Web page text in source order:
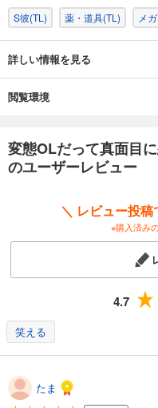
で…！？
S彼(TL) 薬・道具(TL) メ
詳しい情報を見る
閲覧環境
変態OLだって真面目
のユーザーレビュー
＼ レビュー投
※購入済み
4.7
笑える
たま